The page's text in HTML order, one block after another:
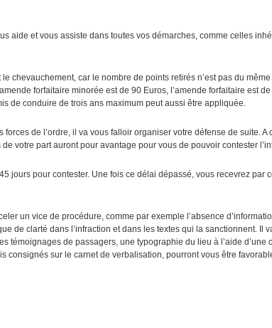
aide et vous assiste dans toutes vos démarches, comme celles
le chevauchement, car le nombre de points retirés n’est pas du
forfaitaire minorée est de 90 Euros, l’amende forfaitaire est
de conduire de trois ans maximum peut aussi être appliquée.
de l’ordre, il va vous falloir organiser votre défense de suite.
votre part auront pour avantage pour vous de pouvoir contester
jours pour contester. Une fois ce délai dépassé, vous recevrez
un vice de procédure, comme par exemple l’absence
de clarté dans l’infraction et dans les textes qui la sanctionnent.
témoignages de passagers, une typographie du lieu à l’aide
consignés sur le carnet de verbalisation, pourront vous être